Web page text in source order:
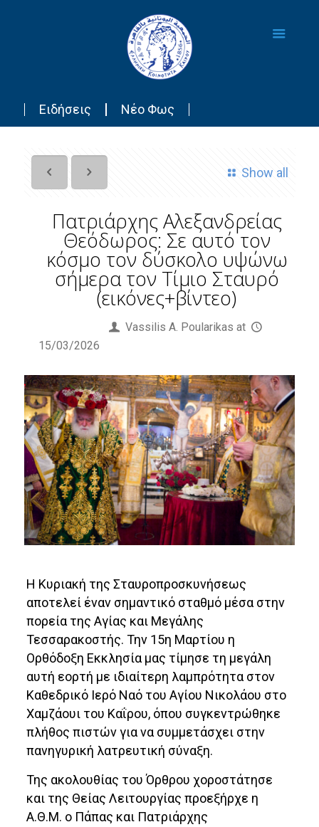
Ειδήσεις Νέο Φως
Show all
Πατριάρχης Αλεξανδρείας
Θεόδωρος: Σε αυτό τον
κόσμο τον δύσκολο υψώνω
σήμερα τον Τίμιο Σταυρό
(εικόνες+βίντεο)
Vassilis Α. Poularikas at
15/03/2026
Η Κυριακή της Σταυροπροσκυνήσεως
αποτελεί έναν σημαντικό σταθμό μέσα στην
πορεία της Αγίας και Μεγάλης
Τεσσαρακοστής. Την 15η Μαρτίου η
Ορθόδοξη Εκκλησία μας τίμησε τη μεγάλη
αυτή εορτή με ιδιαίτερη λαμπρότητα στον
Καθεδρικό Ιερό Ναό του Αγίου Νικολάου στο
Χαμζάουι του Καΐρου, όπου συγκεντρώθηκε
πλήθος πιστών για να συμμετάσχει στην
πανηγυρική λατρευτική σύναξη.
Της ακολουθίας του Όρθρου χοροστάτησε
και της Θείας Λειτουργίας προεξήρχε η
Α.Θ.Μ. ο Πάπας και Πατριάρχης